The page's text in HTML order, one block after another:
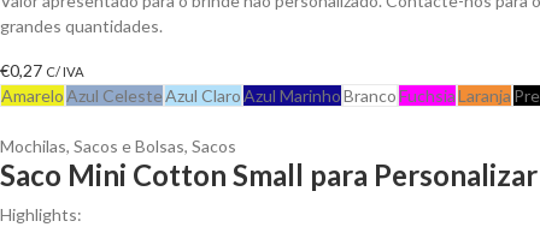
grandes quantidades.
€0,27 C/ IVA
AmareloAzul CelesteAzul ClaroAzul MarinhoBrancoFuchsiaLaranja
Mochilas, Sacos e Bolsas, Sacos
Saco Mini Cotton Small para Personalizar
Highlights: